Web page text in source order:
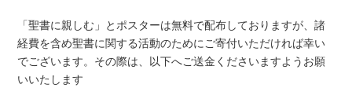
「聖書に親しむ」とポスターは無料で配布しておりますが、諸
経費を含め聖書に関する活動のためにご寄付いただければ幸い
でございます。その際は、以下へご送金くださいますようお願
いいたします